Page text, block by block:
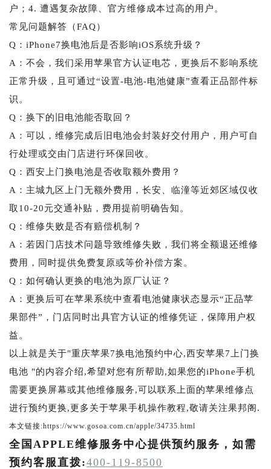
户；4. 遭遇复杂故障、官方维修成本过高的用户。
常见问题解答（FAQ）
Q：iPhone7换电池后是否影响iOS系统升级？
A：不会，我们采用苹果官方认证电芯，更换后不影响系统
正常升级，且可通过“设置-电池-电池健康”查看正品部件标
识。
Q：换下的旧电池能否取回？
A：可以，维修完成后旧电池会封装好交付用户，用户可自
行处理或交由门店进行环保回收。
Q：西安上门换电池是否收取额外费用？
A：主城九区上门无额外费用，长安、临潼等近郊区域仅收
取10-20元交通补贴，费用提前明确告知。
Q：维修失败是否有赔偿机制？
A：若因门店技术问题导致维修失败，我们将全额退还维修
费用，同时提供免费复原或等价补偿方案。
Q：如何确认更换的电池为原厂认证？
A：更换后可在苹果系统中查看电池健康状态显示“正品苹
果部件”，门店同时出具官方认证的维修凭证，保障用户权
益。
以上就是关于"重庆苹果7换电池预约中心,西安苹果7上门换
电池 "的内容介绍,希望对您有所帮助,如果您的iPhone手机
需要更换屏幕或其他维修服务,可以联系上面的苹果维修点
进行预约更换,更多关于苹果手机操作教程,敬请关注果邦阁.
本文链接:https://www.gosoa.com.cn/apple/34735.html
全国APPLE维修服务中心提供预约服务，如需
预约客服直拨:400-119-8500